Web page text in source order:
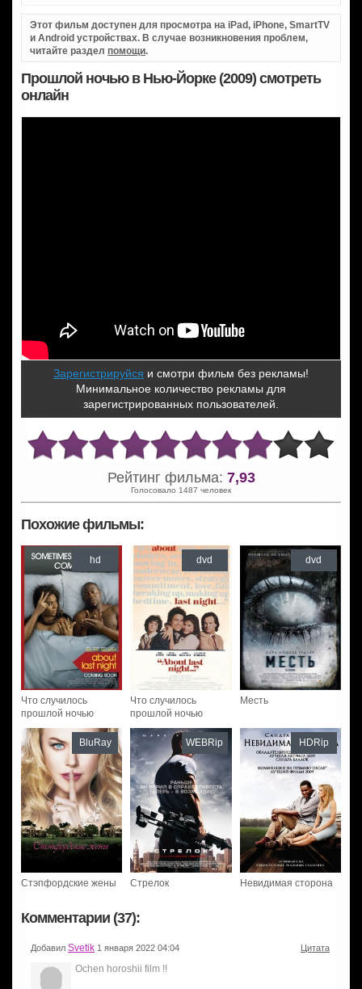
Этот фильм доступен для просмотра на iPad, iPhone, SmartTV
и Android устройствах. В случае возникновения проблем,
читайте раздел помощи.
Прошлой ночью в Нью-Йорке (2009) смотреть
онлайн
Зарегистрируйся и смотри фильм без рекламы!
Минимальное количество рекламы для
зарегистрированных пользователей.
Рейтинг фильма: 7,93
Голосовало 1487 человек
Похожие фильмы:
Что случилось
прошлой ночью
hd
Что случилось
прошлой ночью
dvd
Месть
dvd
Стэпфордские жены
BluRay
Стрелок
WEBRip
Невидимая сторона
HDRip
Комментарии (37):
Добавил Svetik 1 января 2022 04:04 Цитата
Ochen horoshii film !!